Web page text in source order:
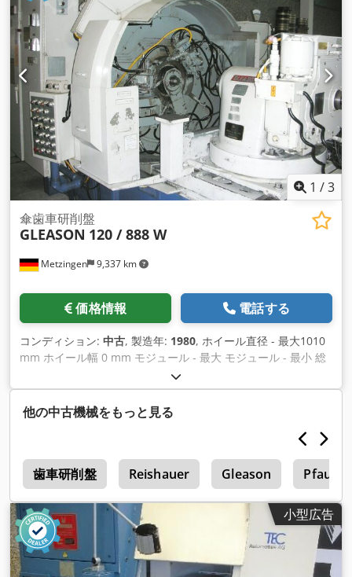
1 /3
Metzingen 9,337 km
傘歯車研削盤
GLEASON 120 / 888 W
価格情報 電話する
コンディション: 中古, 製造年: 1980, ホイール直径 - 最大1010
mm ホイール幅 0 mm モジュール - 最大 モジュール - 最小 総
所要動力 15 kW 機械重量 約9.5トン 必要スペース 約 m アメリ
カ 「CURVIC - カップリング" - 自動カップリング研削機 タイプ
120 ( 888 ), 建設年 1980 シリアル番号 763402 最大歯高さ 10
mm 工作物の最大振れ 1.010 mm カーヴィック歯溝の最大外径
610 mm ワークスライドプレートの後退 216 mm 最大研削盤
とワーク先端間の距離 90-430 mm 最大クランプ装置を含むワ
ーク重量 約 500 kg 歯数範囲 32 - 150 砥石直径 約 152 - 320
mm 砥石回転数 約 0 - 3,600 rpm ワークスピンドル内径 60
mm Cjdpst Hwniofx Aqqsha 総駆動 約 15 kW - 380 V - 50 Hz
重量 約9,500 kg 付属品 / 特別装備 プリセット可能なカウンタ
ーとカウンターを使用した自動荒研削と仕上げ研削 カウンタと
切込みカーブ内蔵 歯数カウンター ドレッシング作業回数カウ
ンター 外径ドレッシング、内径ドレッシング、砥石先端ドレッ
他の中古機械をもっと見る
歯車研削盤 Reishauer Gleason Pfauter
小型広告